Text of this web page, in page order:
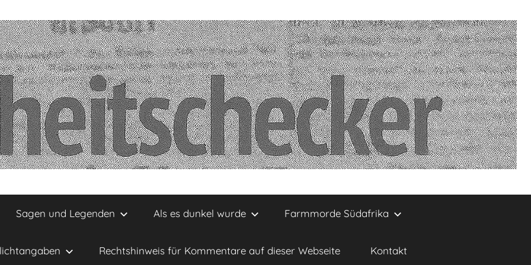
Sagen und Legenden Als es dunkel wurde Farmmorde Südafrika
Rechtshinweis für Kommentare auf dieser Webseite Kontakt